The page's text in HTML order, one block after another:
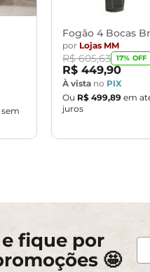
sem
Fogão 4 Bocas
por Lojas MM
R$ 605,63 17% OFF
R$ 449,90
À vista no PIX
Ou R$ 499,89 em
juros
fique por
🤩